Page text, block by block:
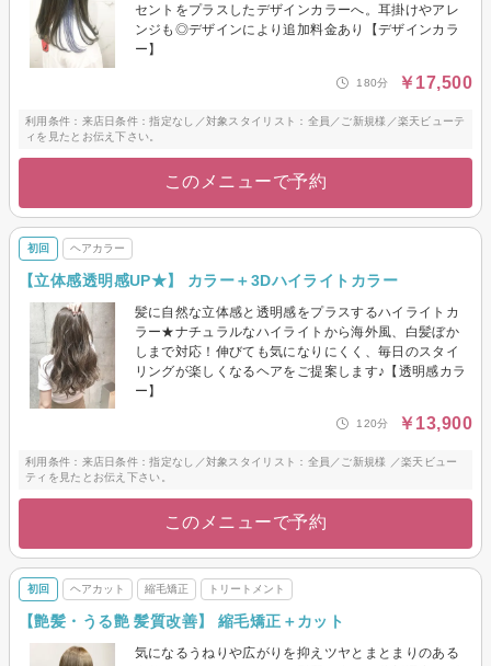
セントをプラスしたデザインカラーへ。耳掛けやアレ
ンジも◎デザインにより追加料金あり【デザインカラ
ー】
180分 ￥17,500
利用条件：来店日条件：指定なし／対象スタイリスト：全員／ご新規様／楽天ビューテ
ィを見たとお伝え下さい。
このメニューで予約
初回 ヘアカラー
【立体感透明感UP★】 カラー＋3Dハイライトカラー
髪に自然な立体感と透明感をプラスするハイライトカ
ラー★ナチュラルなハイライトから海外風、白髪ぼか
しまで対応！伸びても気になりにくく、毎日のスタイ
リングが楽しくなるヘアをご提案します♪【透明感カラ
ー】
120分 ￥13,900
利用条件：来店日条件：指定なし／対象スタイリスト：全員／ご新規様 ／楽天ビュー
ティを見たとお伝え下さい。
このメニューで予約
初回 ヘアカット 縮毛矯正 トリートメント
【艶髪・うる艶 髪質改善】 縮毛矯正＋カット
気になるうねりや広がりを抑えツヤとまとまりのある